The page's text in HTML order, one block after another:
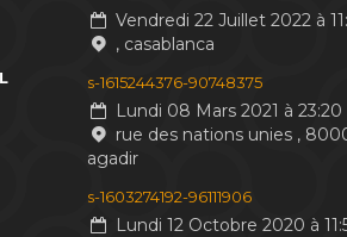
Vendredi 22 Juillet 2022 à
, casablanca
s-1615244376-90748375
Lundi 08 Mars 2021 à 23:20
rue des nations unies ,
agadir
s-1603274192-96111906
Lundi 12 Octobre 2020 à